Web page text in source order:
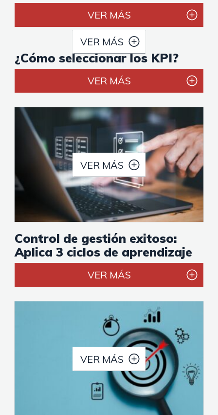
VER MÁS
VER MÁS
¿Cómo seleccionar los KPI?
VER MÁS
VER MÁS
Control de gestión exitoso:
Aplica 3 ciclos de aprendizaje
VER MÁS
VER MÁS